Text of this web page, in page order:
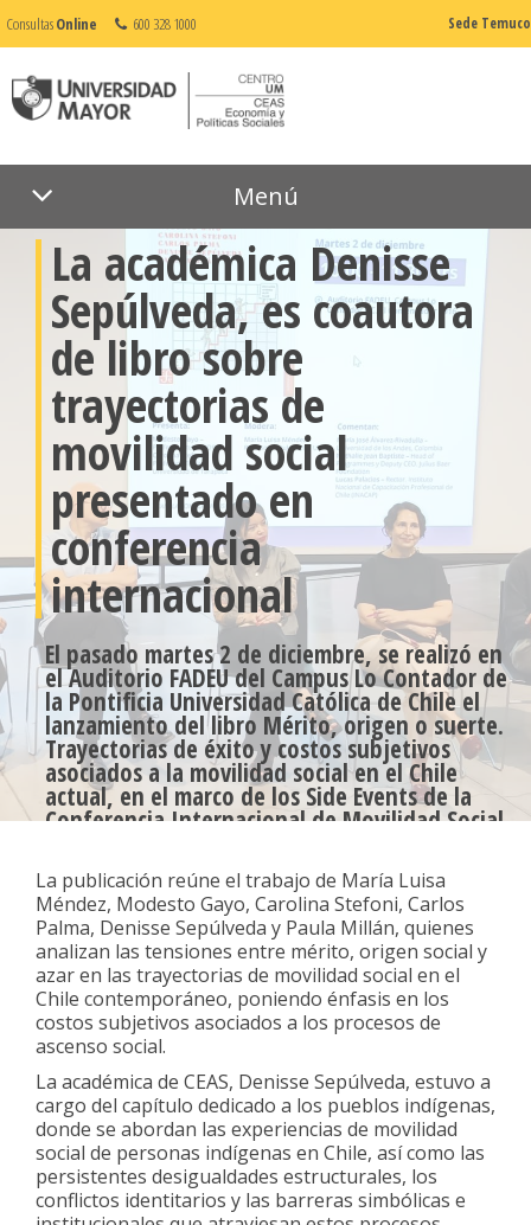
ConsultasOnline 600 328 1000 Sede Temuco
Menú
10 de diciembre de 2025
La académica Denisse
Sepúlveda, es coautora
de libro sobre
trayectorias de
movilidad social
presentado en
conferencia
internacional
El pasado martes 2 de diciembre, se realizó en
el Auditorio FADEU del Campus Lo Contador de
la Pontificia Universidad Católica de Chile el
lanzamiento del libro Mérito, origen o suerte.
Trayectorias de éxito y costos subjetivos
asociados a la movilidad social en el Chile
actual, en el marco de los Side Events de la
Conferencia Internacional de Movilidad Social
La publicación reúne el trabajo de María Luisa
Méndez, Modesto Gayo, Carolina Stefoni, Carlos
Palma, Denisse Sepúlveda y Paula Millán, quienes
analizan las tensiones entre mérito, origen social y
azar en las trayectorias de movilidad social en el
Chile contemporáneo, poniendo énfasis en los
costos subjetivos asociados a los procesos de
ascenso social.
La académica de CEAS, Denisse Sepúlveda, estuvo a
cargo del capítulo dedicado a los pueblos indígenas,
donde se abordan las experiencias de movilidad
social de personas indígenas en Chile, así como las
persistentes desigualdades estructurales, los
conflictos identitarios y las barreras simbólicas e